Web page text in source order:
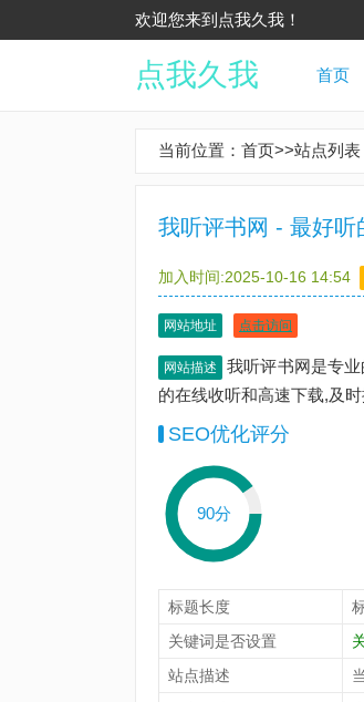
欢迎您来到点我久我！
点我久我 首页
当前位置： 首页>>站点列表
我听评书网 - 最好
加入时间:2025-10-16 14:54
网站地址 点击访问
网站描述
我听评书网是专
的在线收听和高速下载,及
SEO优化评分
90分
标题长度
关键词是否设置
站点描述